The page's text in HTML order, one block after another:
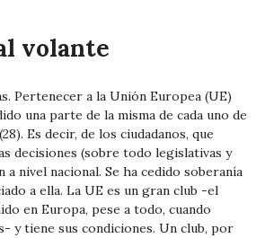
volante
Pertenecer a la Unión Europea (UE)
una parte de la misma de cada uno de
Es decir, de los ciudadanos, que
decisiones (sobre todo legislativas y
nivel nacional. Se ha cedido soberanía
a ella. La UE es un gran club -el
en Europa, pese a todo, cuando
y tiene sus condiciones. Un club, por